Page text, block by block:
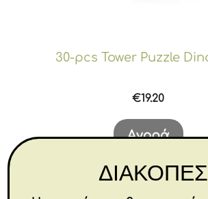
30-pcs Tower Puzzle
€19.20
Αγορά
ΔΙΑΚΟΠΕΣ